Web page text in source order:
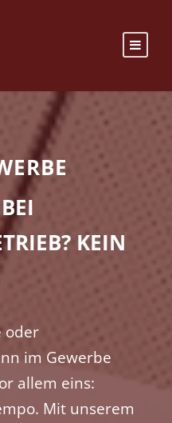
KEIN
oder
im Gewerbe
allem eins:
Mit unserem